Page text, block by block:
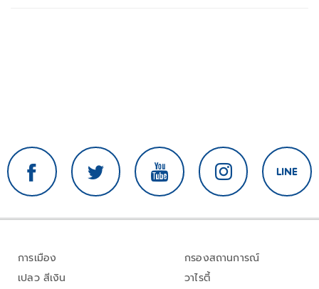
การเมือง
เปลว สีเงิน
กรองสถานการณ์
วาไรตี้